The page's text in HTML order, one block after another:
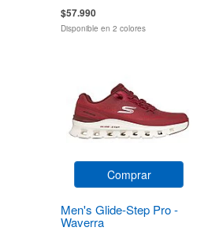
$57.990
Disponible en 2 colores
Comprar
Men's Glide-Step Pro -
Waverra